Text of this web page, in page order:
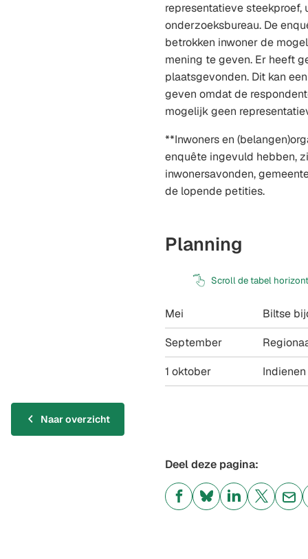
representatieve steekproef,
onderzoeksbureau. De
betrokken inwoner de
mening te geven. Er heeft
plaatsgevonden. Dit kan
geven omdat de
mogelijk geen
**Inwoners en
enquête ingevuld hebben,
inwonersavonden,
de lopende petities.
Planning
Scroll de tabel
Mei
Biltse
September
1 oktober
Naar overzicht
Deel deze pagina:
(Verwijst(Verwijst(Verwijst(Verwijst